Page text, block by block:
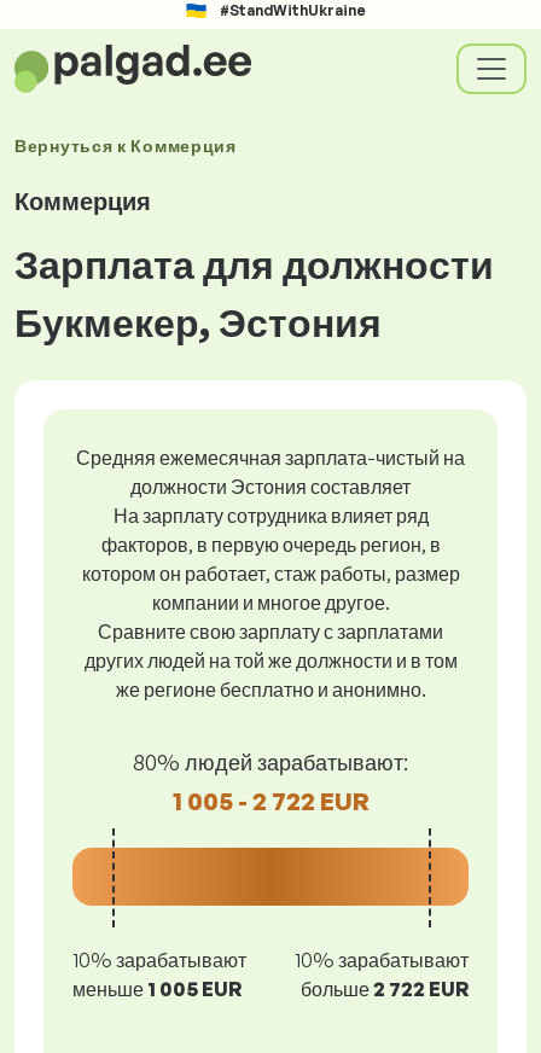
#StandWithUkraine
Вернуться к Коммерция
Коммерция
Зарплата для должности
Букмекер, Эстония
Средняя ежемесячная зарплата-чистый на
должности Эстония составляет
На зарплату сотрудника влияет ряд
факторов, в первую очередь регион, в
котором он работает, стаж работы, размер
компании и многое другое.
Сравните свою зарплату с зарплатами
других людей на той же должности и в том
же регионе бесплатно и анонимно.
80% людей зарабатывают:
1 005 - 2 722 EUR
10% зарабатывают
меньше 1 005 EUR
10% зарабатывают
больше2 722 EUR